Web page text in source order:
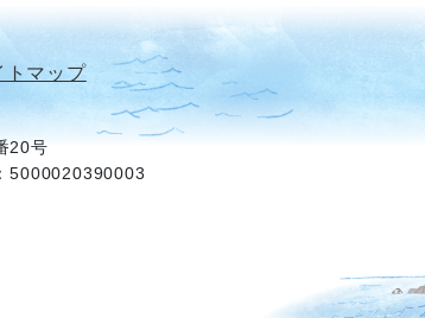
トマップ
20号
5000020390003